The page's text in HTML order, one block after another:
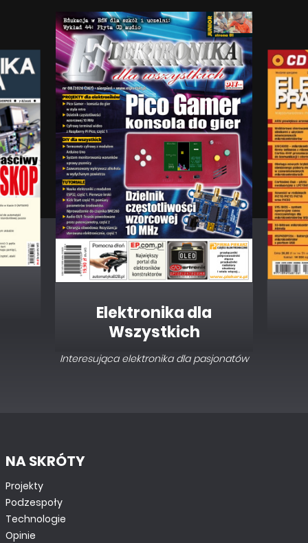
Nowości na rynku komputerów przemysłowych
AUTOMATYKA
Programowanie paneli HMI (2)
TUTORIALE
Wyświetlacz firmy Riverdi z modułem
rozszerzającym dla Arduino
Elektronika dla
Wszystkich
Interesująca elektronika dla pasjonatów
NA SKRÓTY
Projekty
Podzespoły
Technologie
Opinie